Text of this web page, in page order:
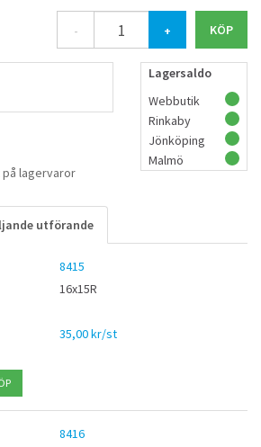
- +
lagervaror
Lagersaldo
Webbutik
Rinkaby
Jönköping
Malmö
utförande
8415
16x15R
35,00 kr/st
8416